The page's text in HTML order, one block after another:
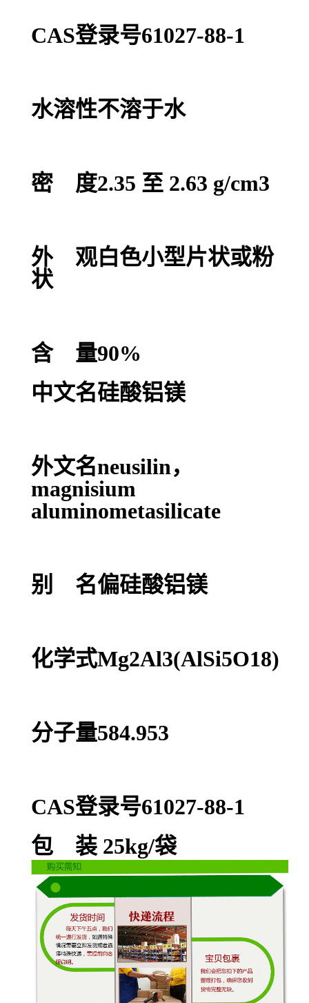
CAS登录号61027-88-1
水溶性不溶于水
密 度2.35 至 2.63 g/cm3
外 观白色小型片状或粉
状
含 量90%
中文名硅酸铝镁
外文名neusilin，
magnisium
aluminometasilicate
别 名偏硅酸铝镁
化学式Mg2Al3(AlSi5O18)
分子量584.953
CAS登录号61027-88-1
包 装 25kg/袋